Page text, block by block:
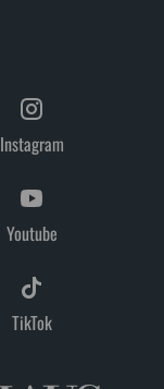
Instagram
Youtube
TikTok